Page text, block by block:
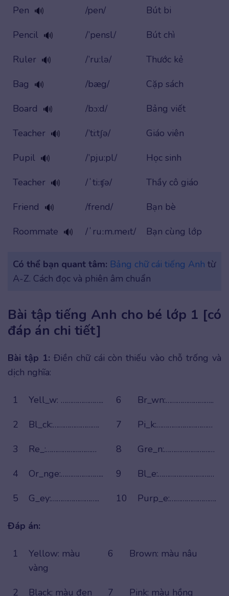
Pen 🔊 /pen/
Bút bi
Pencil 🔊 /’pensl/
Bút chì
Ruler 🔊 /’ru:lə/
Thước kẻ
Bag 🔊 /bæg/
Cặp sách
Board 🔊 /bɔ:d/
Bảng viết
Teacher 🔊 /’ti:tʃə/
Giáo viên
Pupil 🔊 /’pju:pl/
Học sinh
Teacher 🔊 /ˈtiːʧə/
Thầy cô giáo
Friend 🔊 /frend/
Bạn bè
Roommate 🔊 /ˈruːm.meɪt/ Bạn cùng lớp
Có thể bạn quant tâm: Bảng chữ cái tiếng Anh từ
A-Z. Cách đọc và phiên âm chuẩn
Bài tập tiếng Anh cho bé lớp 1 [có
đáp án chi tiết]
Bài tập 1: Điền chữ cái còn thiếu vào chỗ trống và
dịch nghĩa:
1 Yell_w: ………………….. 6
Br_wn:……………………..
2
Bl_ck:……………………. 7
Pi_k:…………………………
3
Re_:……………………… 8
Gre_n:………………………
4
Or_nge:………………….. 9
Bl_e:…………………………
5
G_ey:…………………….. 10 Purp_e:…………………….
Đáp án:
1
Yellow: màu
vàng
6 Brown: màu nâu
2 Black: màu đen 7 Pink: màu hồng